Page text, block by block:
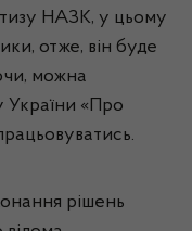
НАЗК, у цьому
отже, він буде
можна
України «Про
рішень